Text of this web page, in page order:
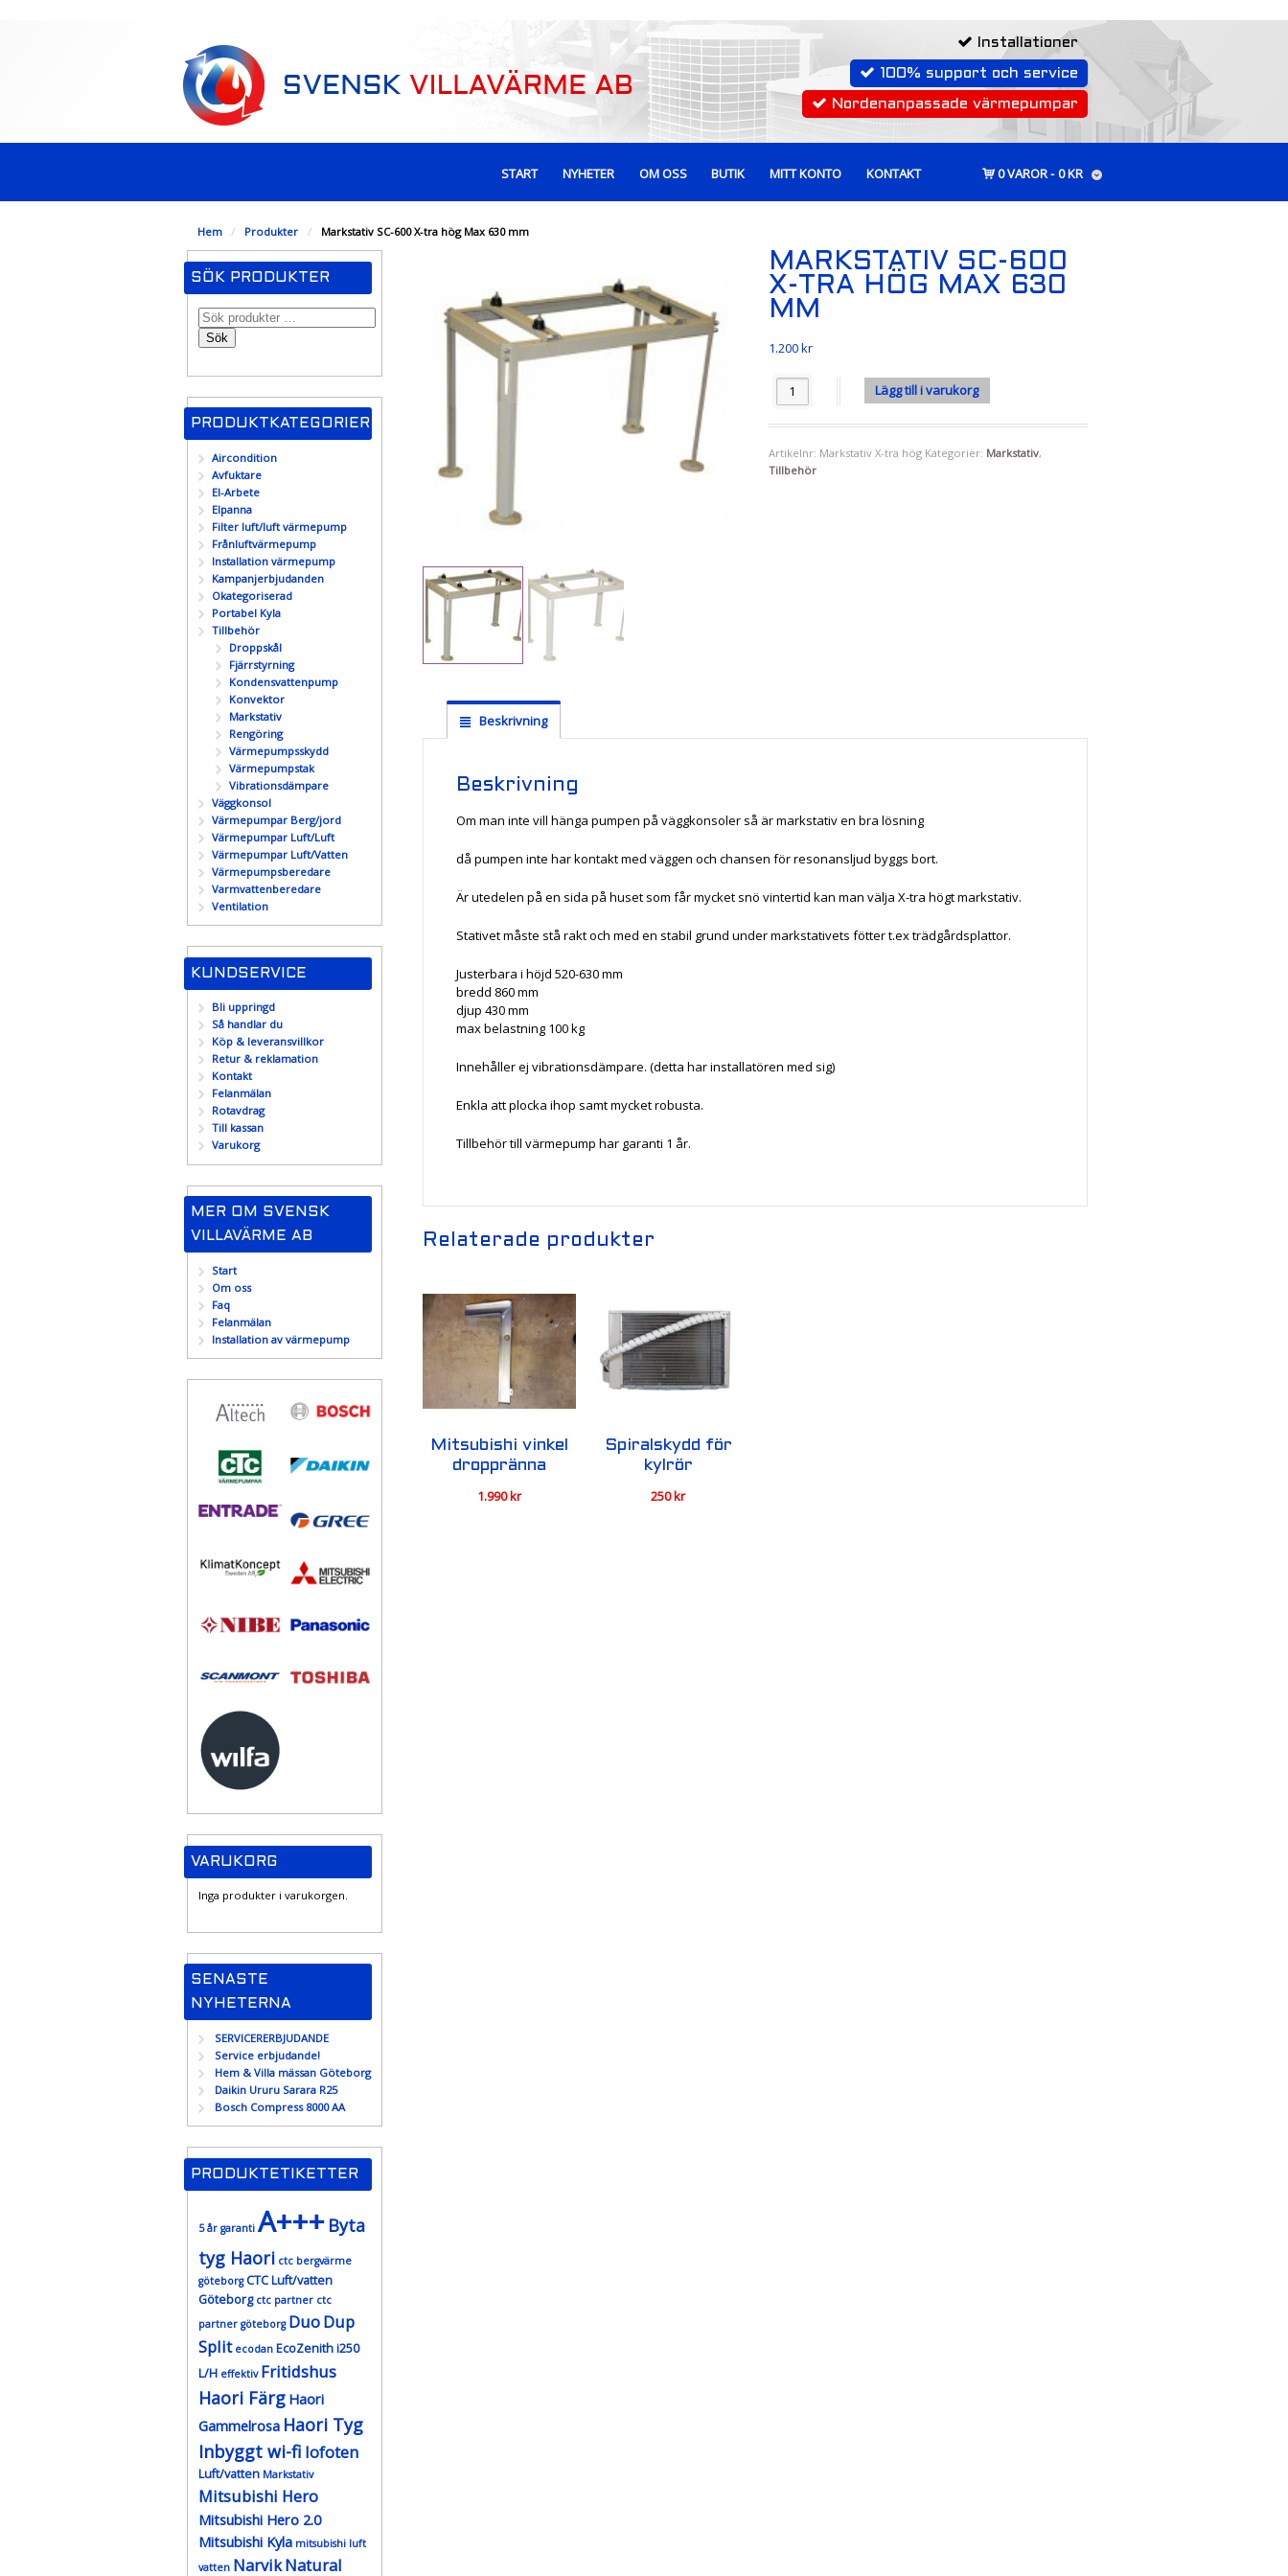
Installationer
100% support och service
Nordenanpassade värmepumpar
START NYHETER OM OSS BUTIK MITT KONTO KONTAKT 0 VAROR 0 KR
Hem / Produkter / Markstativ SC-600 X-tra hög Max 630 mm
MARKSTATIV SC-600
X-TRA HÖG MAX 630
MM
1.200kr
Antal Lägg till i varukorg
Artikelnr: Markstativ X-tra hög Kategorier: Markstativ,
Tillbehör
Beskrivning
Beskrivning
Om man inte vill hänga pumpen på väggkonsoler så är markstativ en bra lösning
då pumpen inte har kontakt med väggen och chansen för resonansljud byggs bort.
Är utedelen på en sida på huset som får mycket snö vintertid kan man välja X-tra högt markstativ.
Stativet måste stå rakt och med en stabil grund under markstativets fötter t.ex trädgårdsplattor.
Justerbara i höjd 520-630 mm
bredd 860 mm
djup 430 mm
max belastning 100 kg
Innehåller ej vibrationsdämpare. (detta har installatören med sig)
Enkla att plocka ihop samt mycket robusta.
Tillbehör till värmepump har garanti 1 år.
Relaterade produkter
Mitsubishi vinkel
droppränna
1.990kr
Spiralskydd för
kylrör
250kr
SÖK PRODUKTER
Sök
PRODUKTKATEGORIER
Aircondition
Avfuktare
El-Arbete
Elpanna
Filter luft/luft värmepump
Frånluftvärmepump
Installation värmepump
Kampanjerbjudanden
Okategoriserad
Portabel Kyla
Tillbehör
Droppskål
Fjärrstyrning
Kondensvattenpump
Konvektor
Markstativ
Rengöring
Värmepumpsskydd
Värmepumpstak
Vibrationsdämpare
Väggkonsol
Värmepumpar Berg/jord
Värmepumpar Luft/Luft
Värmepumpar Luft/Vatten
Värmepumpsberedare
Varmvattenberedare
Ventilation
KUNDSERVICE
Bli uppringd
Så handlar du
Köp & leveransvillkor
Retur & reklamation
Kontakt
Felanmälan
Rotavdrag
Till kassan
Varukorg
MER OM SVENSK
VILLAVÄRME AB
Start
Om oss
Faq
Felanmälan
Installation av värmepump
VARUKORG
Inga produkter i varukorgen.
SENASTE
NYHETERNA
SERVICERERBJUDANDE
Service erbjudande!
Hem & Villa mässan Göteborg
Daikin Ururu Sarara R25
Bosch Compress 8000 AA
PRODUKTETIKETTER
5 år garanti A+++ Byta
tyg Haori ctc bergvärme
göteborg CTC Luft/vatten
Göteborg ctc partner ctc
partner göteborg DuoDup
Split ecodan EcoZenith i250
L/H effektiv Fritidshus
Haori Färg Haori
Gammelrosa Haori Tyg
Inbyggt wi-fi lofoten
Luft/vatten Markstativ
Mitsubishi Hero
Mitsubishi Hero 2.0
Mitsubishi Kyla mitsubishi luft
vatten NarvikNatural